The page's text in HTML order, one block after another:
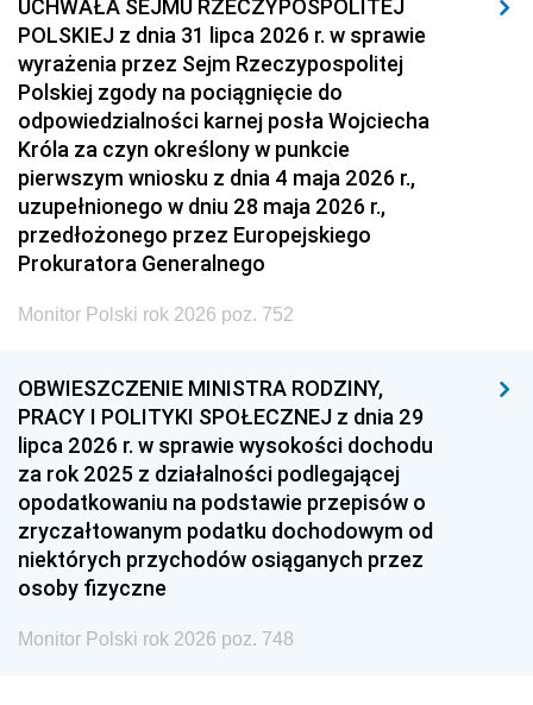
UCHWAŁA SEJMU RZECZYPOSPOLITEJ
POLSKIEJ z dnia 31 lipca 2026 r. w sprawie
wyrażenia przez Sejm Rzeczypospolitej
Polskiej zgody na pociągnięcie do
odpowiedzialności karnej posła Wojciecha
Króla za czyn określony w punkcie
pierwszym wniosku z dnia 4 maja 2026 r.,
uzupełnionego w dniu 28 maja 2026 r.,
przedłożonego przez Europejskiego
Prokuratora Generalnego
Monitor Polski rok 2026 poz. 752
OBWIESZCZENIE MINISTRA RODZINY,
PRACY I POLITYKI SPOŁECZNEJ z dnia 29
lipca 2026 r. w sprawie wysokości dochodu
za rok 2025 z działalności podlegającej
opodatkowaniu na podstawie przepisów o
zryczałtowanym podatku dochodowym od
niektórych przychodów osiąganych przez
osoby fizyczne
Monitor Polski rok 2026 poz. 748